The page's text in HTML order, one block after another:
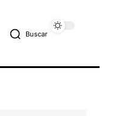
Buscar